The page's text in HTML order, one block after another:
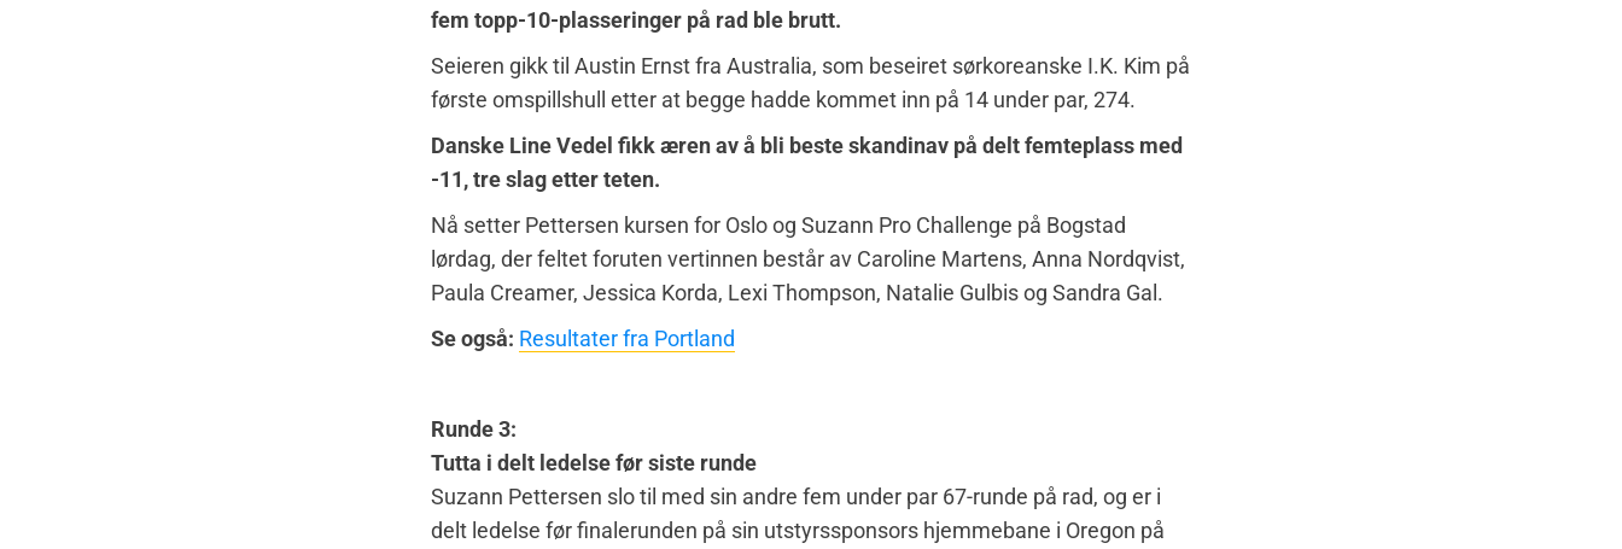
fem topp-10-plasseringer på rad ble brutt.
Seieren gikk til Austin Ernst fra Australia, som beseiret sørkoreanske I.K. Kim på
første omspillshull etter at begge hadde kommet inn på 14 under par, 274.
Danske Line Vedel fikk æren av å bli beste skandinav på delt femteplass med
-11, tre slag etter teten.
Nå setter Pettersen kursen for Oslo og Suzann Pro Challenge på Bogstad
lørdag, der feltet foruten vertinnen består av Caroline Martens, Anna Nordqvist,
Paula Creamer, Jessica Korda, Lexi Thompson, Natalie Gulbis og Sandra Gal.
Se også: Resultater fra Portland
Runde 3:
Tutta i delt ledelse før siste runde
Suzann Pettersen slo til med sin andre fem under par 67-runde på rad, og er i
delt ledelse før finalerunden på sin utstyrssponsors hjemmebane i Oregon på